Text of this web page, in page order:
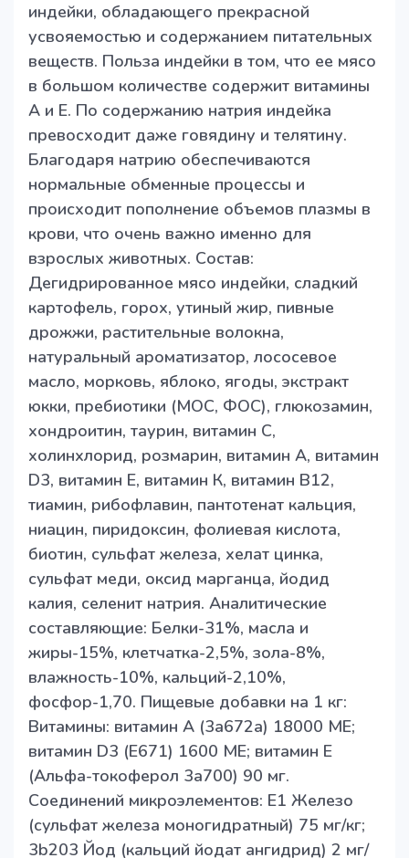
индейки, обладающего прекрасной
усвояемостью и содержанием питательных
веществ. Польза индейки в том, что ее мясо
в большом количестве содержит витамины
А и Е. По содержанию натрия индейка
превосходит даже говядину и телятину.
Благодаря натрию обеспечиваются
нормальные обменные процессы и
происходит пополнение объемов плазмы в
крови, что очень важно именно для
взрослых животных. Состав:
Дегидрированное мясо индейки, сладкий
картофель, горох, утиный жир, пивные
дрожжи, растительные волокна,
натуральный ароматизатор, лососевое
масло, морковь, яблоко, ягоды, экстракт
юкки, пребиотики (МОС, ФОС), глюкозамин,
хондроитин, таурин, витамин С,
холинхлорид, розмарин, витамин А, витамин
D3, витамин Е, витамин К, витамин B12,
тиамин, рибофлавин, пантотенат кальция,
ниацин, пиридоксин, фолиевая кислота,
биотин, сульфат железа, хелат цинка,
сульфат меди, оксид марганца, йодид
калия, селенит натрия. Аналитические
составляющие: Белки-31%, масла и
жиры-15%, клетчатка-2,5%, зола-8%,
влажность-10%, кальций-2,10%,
фосфор-1,70. Пищевые добавки на 1 кг:
Витамины: витамин А (3a672a) 18000 МЕ;
витамин D3 (E671) 1600 МЕ; витамин Е
(Альфа-токоферол 3a700) 90 мг.
Соединений микроэлементов: E1 Железо
(cульфат железа моногидратный) 75 мг/кг;
3b203 Йод (кальций йодат ангидрид) 2 мг/